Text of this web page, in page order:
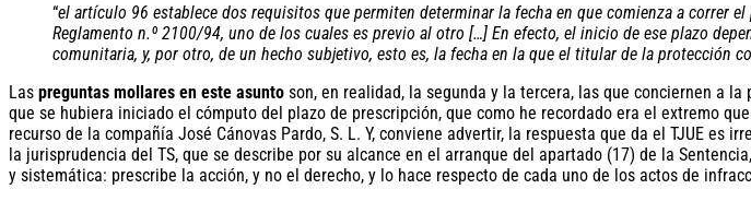
“el artículo 96 establece dos requisitos que permiten determinar la fecha en que comienza a correr
Reglamento n.º 2100/94, uno de los cuales es previo al otro […] En efecto, el inicio de ese plazo
comunitaria, y, por otro, de un hecho subjetivo, esto es, la fecha en la que el titular de la
Las preguntas mollares en este asunto son, en realidad, la segunda y la tercera, las que conciernen a
que se hubiera iniciado el cómputo del plazo de prescripción, que como he recordado era el extremo
recurso de la compañía José Cánovas Pardo, S. L. Y, conviene advertir, la respuesta que da el TJUE
la jurisprudencia del TS, que se describe por su alcance en el arranque del apartado (17) de la
y sistemática: prescribe la acción, y no el derecho, y lo hace respecto de cada uno de los actos de